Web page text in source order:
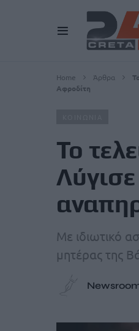
Home Άρθρα
Αφροδίτη
Το
Με ιδιωτικό
μητέρας της